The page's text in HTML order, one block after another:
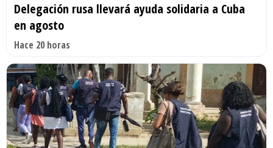
Delegación rusa llevará ayuda solidaria a Cuba
en agosto
Hace 20 horas